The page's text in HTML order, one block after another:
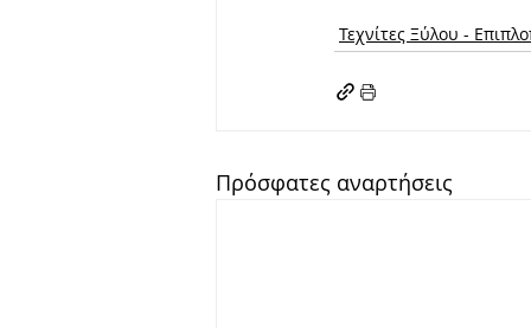
Τεχνίτες Ξύλου -
Πρόσφατες αναρτήσεις